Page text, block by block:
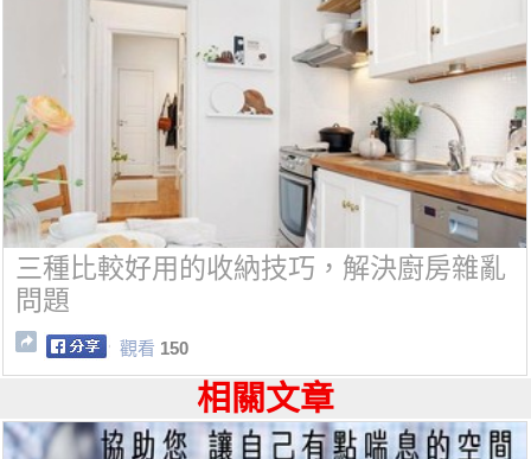
三種比較好用的收納技巧，解決廚房雜亂
問題
觀看 150
相關文章